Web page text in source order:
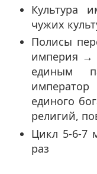
Культура
чужих
Полисы
империя →
единым
единого
религий,
Цикл 5-6-7
раз